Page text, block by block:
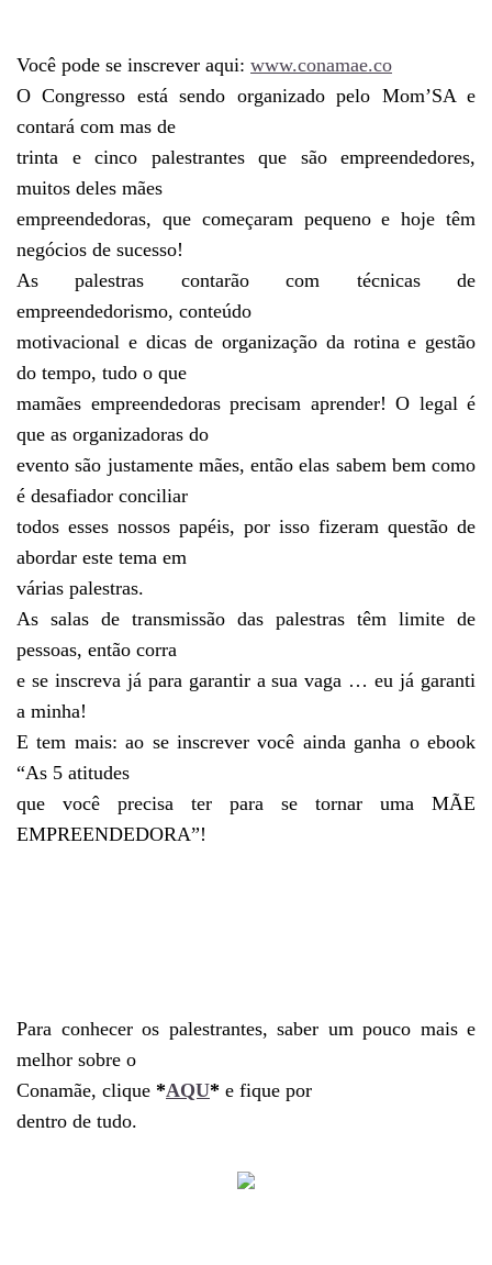
Você pode se inscrever aqui: www.conamae.co
O Congresso está sendo organizado pelo Mom’SA e
contará com mas de
trinta e cinco palestrantes que são empreendedores,
muitos deles mães
empreendedoras, que começaram pequeno e hoje têm
negócios de sucesso!
As palestras contarão com técnicas de
empreendedorismo, conteúdo
motivacional e dicas de organização da rotina e gestão
do tempo, tudo o que
mamães empreendedoras precisam aprender! O legal é
que as organizadoras do
evento são justamente mães, então elas sabem bem como
é desafiador conciliar
todos esses nossos papéis, por isso fizeram questão de
abordar este tema em
várias palestras.
As salas de transmissão das palestras têm limite de
pessoas, então corra
e se inscreva já para garantir a sua vaga … eu já garanti
a minha!
E tem mais: ao se inscrever você ainda ganha o ebook
“As 5 atitudes
que você precisa ter para se tornar uma MÃE
EMPREENDEDORA”!
Para conhecer os palestrantes, saber um pouco mais e
melhor sobre o
Conamãe, clique *AQU* e fique por
dentro de tudo.